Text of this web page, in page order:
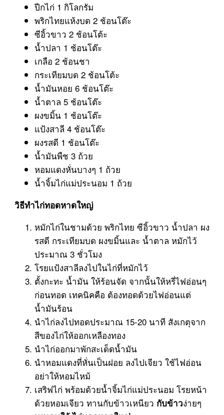
ปีกไก่ 1 กิโลกรัม
พริกไทยแห้งบด 2 ช้อนโต๊ะ
ซีอิ้วขาว 2 ช้อนโต้ะ
น้ำปลา 1 ช้อนโต๊ะ
เกลือ 2 ช้อนชา
กระเทียมบด 2 ช้อนโต้ะ
น้ำมันหอย 6 ช้อนโต๊ะ
น้ำตาล 5 ช้อนโต๊ะ
ผงขมิ้น 1 ช้อนโต๊ะ
แป้งสาลี 4 ช้อนโต๊ะ
ผงรสดี 1 ช้อนโต๊ะ
น้ำมันพืช 3 ถ้วย
หอมแดงหั่นบางๆ 1 ถ้วย
น้ำจิ้มไก่แม่ประนอม 1 ถ้วย
วิธีทำไก่ทอดหาดใหญ่
หมักไก่ในชามด้วย พริกไทย ซีอิ้วขาว น้ำปลา ผง
รสดี กระเทียมบด ผงขมิ้นและ น้ำตาล หมักไว้
ประมาณ 3 ชั่วโมง
โรยแป้งสาลีลงไปในไก่ที่หมักไว้
ตั้งกะทะ น้ำมัน ให้ร้อนจัด จากนั้นให้หรี่ไฟอ่อนๆ
ก่อนทอด เทคนิคคือ ต้องทอดด้วยไฟอ่อนแต่
น้ำมันร้อน
นำไก่ลงไปทอดประมาณ 15-20 นาที สังเกตุจาก
สีของไก่ให้ออกเหลืองทอง
นำไก่ออกมาพักสะเด็ดน้ำมัน
นำหอมแดงที่หั่นเป็นฝอย ลงไปเจียว ใช้ไฟอ่อน
อย่าให้หอมไหม้
เสริฟไก่ พร้อมด้วยน้ำจิ้มไก่แม่ประนอม โรยหน้า
ด้วยหอมเจียว ทานกับข้าวเหนียว กับข้าวง่ายๆ